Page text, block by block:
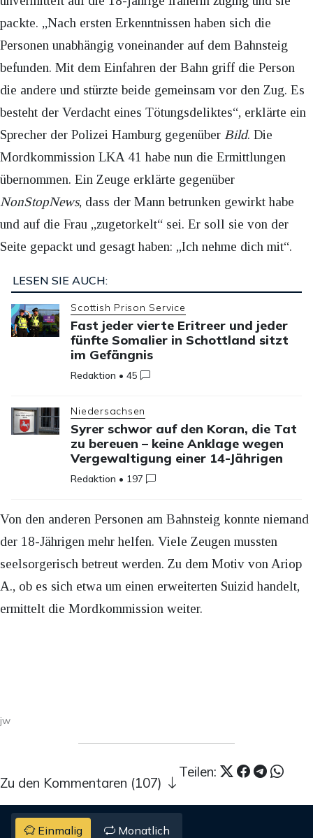
packte. „Nach ersten Erkenntnissen haben sich die
Personen unabhängig voneinander auf dem Bahnsteig
befunden. Mit dem Einfahren der Bahn griff die Person
die andere und stürzte beide gemeinsam vor den Zug. Es
besteht der Verdacht eines Tötungsdeliktes“, erklärte ein
Sprecher der Polizei Hamburg gegenüber Bild. Die
Mordkommission LKA 41 habe nun die Ermittlungen
übernommen. Ein Zeuge erklärte gegenüber
NonStopNews, dass der Mann betrunken gewirkt habe
und auf die Frau „zugetorkelt“ sei. Er soll sie von der
Seite gepackt und gesagt haben: „Ich nehme dich mit“.
LESEN SIE AUCH:
Scottish Prison Service
Fast jeder vierte Eritreer und jeder
fünfte Somalier in Schottland sitzt
im Gefängnis
Redaktion •45
Niedersachsen
Syrer schwor auf den Koran, die Tat
zu bereuen – keine Anklage wegen
Vergewaltigung einer 14-Jährigen
Redaktion • 197
Von den anderen Personen am Bahnsteig konnte niemand
der 18-Jährigen mehr helfen. Viele Zeugen mussten
seelsorgerisch betreut werden. Zu dem Motiv von Ariop
A., ob es sich etwa um einen erweiterten Suizid handelt,
ermittelt die Mordkommission weiter.
jw
Teilen:
Zu den Kommentaren (107)
Einmalig Monatlich